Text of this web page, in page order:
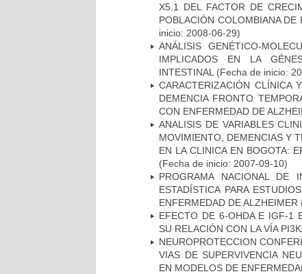
X5.1 DEL FACTOR DE
POBLACIÓN COLOMBIANA DE
inicio: 2008-06-29)
ANÁLISIS GENÉTICO-
IMPLICADOS EN LA
INTESTINAL (Fecha de inicio:
CARACTERIZACIÓN CLÍNICA
DEMENCIA FRONTO
CON ENFERMEDAD DE
ANALISIS DE VARIABLES
MOVIMIENTO, DEMENCIAS Y
EN LA CLINICA EN BOGOTA:
(Fecha de inicio: 2007-09-10)
PROGRAMA NACIONAL DE
ESTADÍSTICA PARA
ENFERMEDAD DE ALZHEIMER
EFECTO DE 6-OHDA E IGF-1
SU RELACIÓN CON LA VÍA
NEUROPROTECCION
VIAS DE SUPERVIVENCIA
EN MODELOS DE